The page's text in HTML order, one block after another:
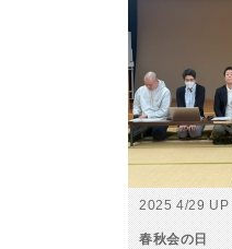
2025 4/29 UP
春秋会の日